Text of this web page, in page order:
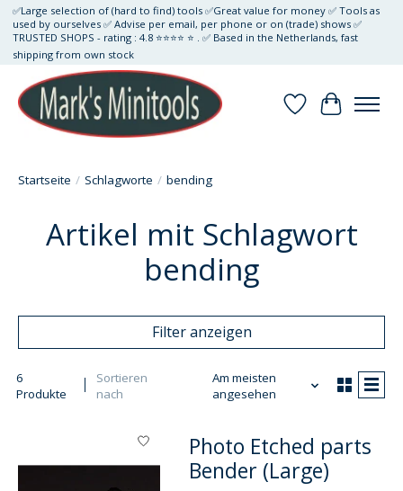
✅Large selection of (hard to find) tools ✅Great value for money ✅ Tools as
used by ourselves ✅ Advise per email, per phone or on (trade) shows ✅
TRUSTED SHOPS - rating : 4.8 ⭐⭐⭐⭐ ⭐ . ✅ Based in the Netherlands, fast
shipping from own stock
Wunschzettel
Ihr
Startseite / Schlagworte / bending
Artikel mit Schlagwort
bending
Filter anzeigen
6
Produkte
Sortieren
nach
Am meisten
angesehen
Photo Etched parts
Bender (Large)